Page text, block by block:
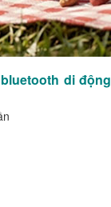
di động